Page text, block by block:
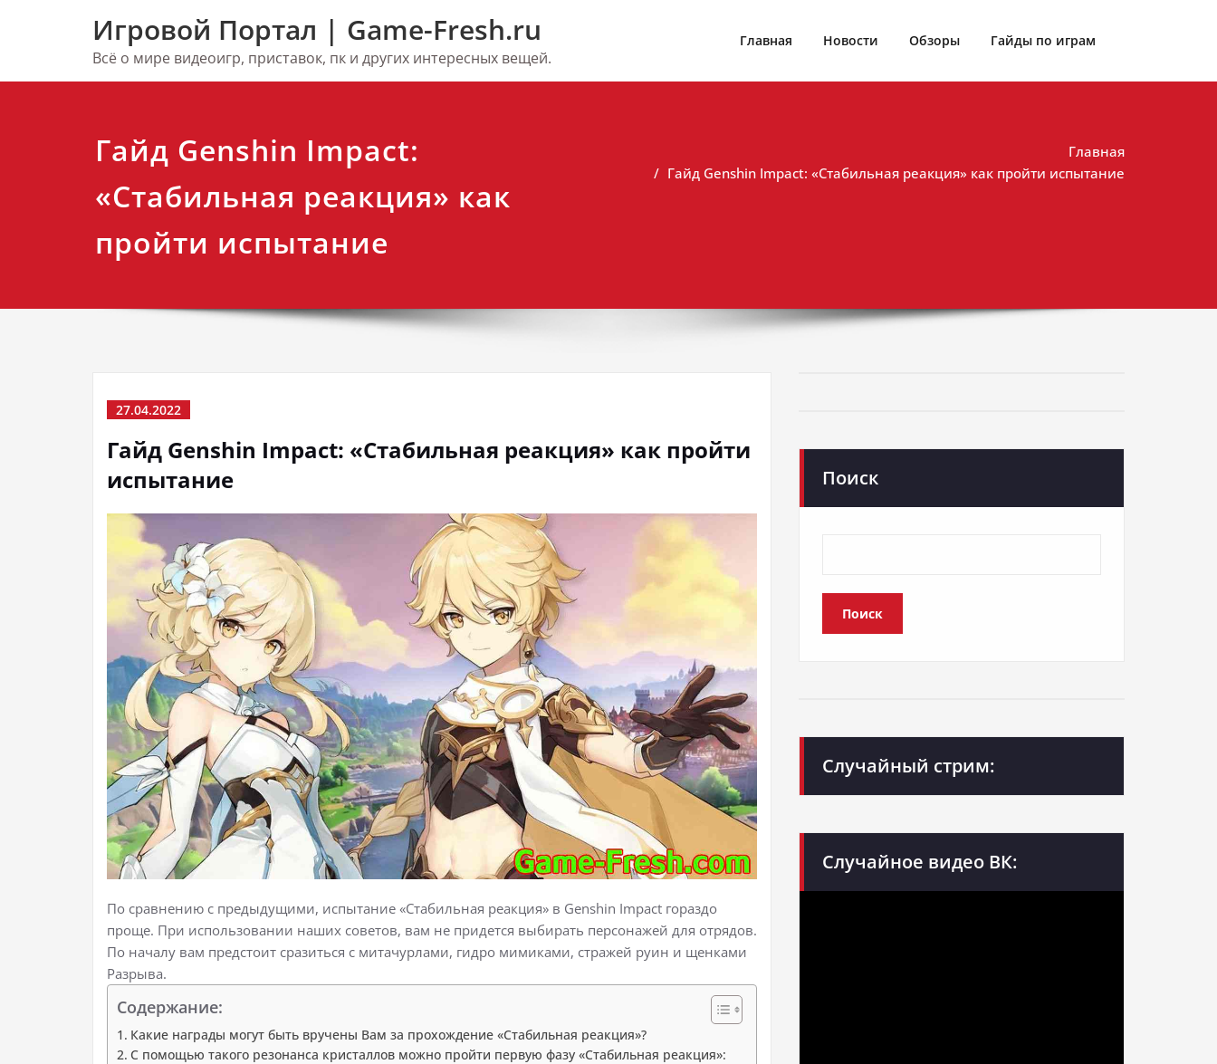
Игровой Портал | Game-Fresh.ru
Всё о мире видеоигр, приставок, пк и других интересных вещей.
Главная Новости Обзоры Гайды по играм
Гайд Genshin Impact:
«Стабильная реакция» как
пройти испытание
Главная
Гайд Genshin Impact: «Стабильная реакция» как пройти испытание
27.04.2022
Гайд Genshin Impact: «Стабильная реакция» как пройти
испытание
По сравнению с предыдущими, испытание «Стабильная реакция» в Genshin Impact гораздо
проще. При использовании наших советов, вам не придется выбирать персонажей для отрядов.
По началу вам предстоит сразиться с митачурлами, гидро мимиками, стражей руин и щенками
Разрыва.
Содержание:
Какие награды могут быть вручены Вам за прохождение «Стабильная реакция»?
С помощью такого резонанса кристаллов можно пройти первую фазу «Стабильная реакция»:
Поиск
Поиск
Случайный стрим:
Случайное видео ВК: